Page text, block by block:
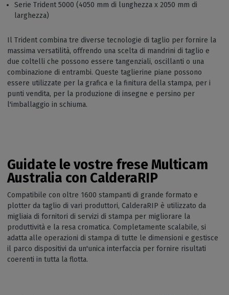
Serie Trident 5000 (4050 mm di lunghezza x 2050 mm di
larghezza)
Il Trident combina tre diverse tecnologie di taglio per fornire la
massima versatilità, offrendo una scelta di mandrini di taglio e
due coltelli che possono essere tangenziali, oscillanti o una
combinazione di entrambi. Queste taglierine piane possono
essere utilizzate per la grafica e la finitura della stampa, per i
punti vendita, per la produzione di insegne e persino per
l'imballaggio in schiuma.
Guidate le vostre frese Multicam
Australia con CalderaRIP
Compatibile con oltre 1600 stampanti di grande formato e
plotter da taglio di vari produttori, CalderaRIP è utilizzato da
migliaia di fornitori di servizi di stampa per migliorare la
produttività e la resa cromatica. Completamente scalabile, si
adatta alle operazioni di stampa di tutte le dimensioni e gestisce
il parco dispositivi da un'unica interfaccia per fornire risultati
coerenti in tutta la flotta.